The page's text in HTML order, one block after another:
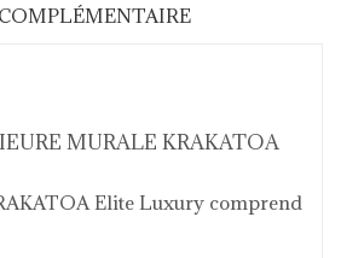
MURALE KRAKATOA
Elite Luxury comprend